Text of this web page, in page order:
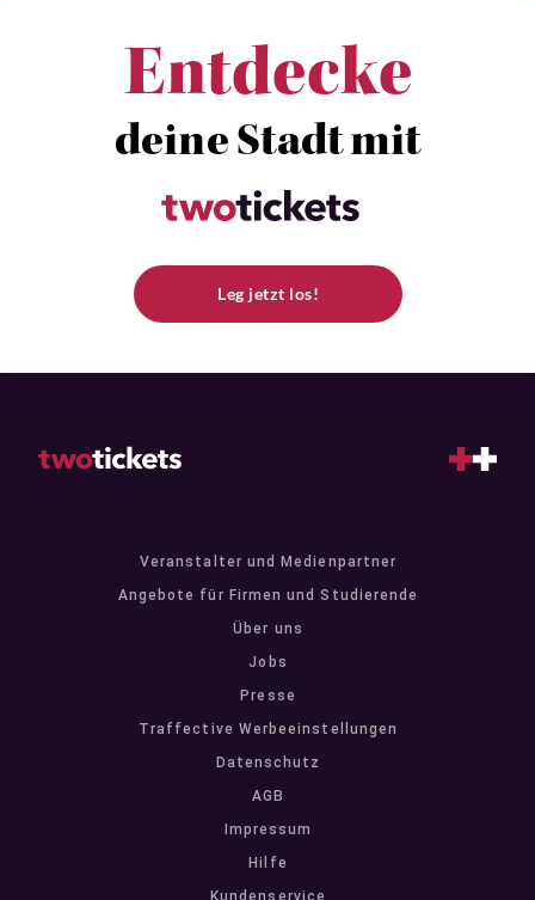
Entdecke
deine Stadt mit
Leg jetzt los!
Veranstalter und Medienpartner
Angebote für Firmen und Studierende
Über uns
Jobs
Presse
Traffective Werbeeinstellungen
Datenschutz
AGB
Impressum
Hilfe